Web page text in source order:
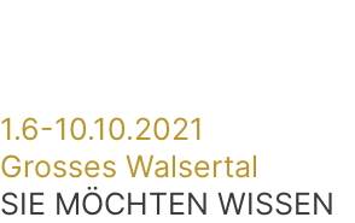
1.6-10.10.2021
Grosses Walsertal
SIE MÖCHTEN WISSEN